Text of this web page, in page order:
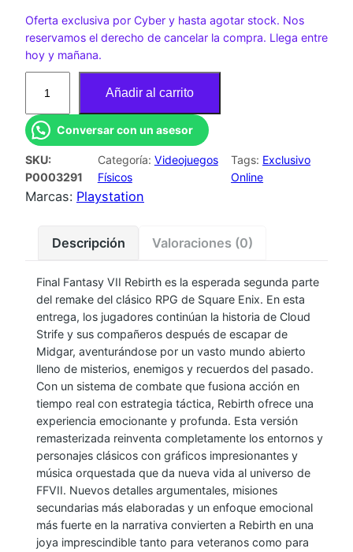
Oferta exclusiva por Cyber y hasta agotar stock. Nos
reservamos el derecho de cancelar la compra. Llega entre
hoy y mañana.
E
G
O
P
S
Añadir al carrito
Conversar con un asesor
SKU:
P0003291
Categoría: Videojuegos
Físicos
Tags: Exclusivo
Online
Marcas: Playstation
Descripción Valoraciones (0)
Final Fantasy VII Rebirth es la esperada segunda parte
del remake del clásico RPG de Square Enix. En esta
entrega, los jugadores continúan la historia de Cloud
Strife y sus compañeros después de escapar de
Midgar, aventurándose por un vasto mundo abierto
lleno de misterios, enemigos y recuerdos del pasado.
Con un sistema de combate que fusiona acción en
tiempo real con estrategia táctica, Rebirth ofrece una
experiencia emocionante y profunda. Esta versión
remasterizada reinventa completamente los entornos y
personajes clásicos con gráficos impresionantes y
música orquestada que da nueva vida al universo de
FFVII. Nuevos detalles argumentales, misiones
secundarias más elaboradas y un enfoque emocional
más fuerte en la narrativa convierten a Rebirth en una
joya imprescindible tanto para veteranos como para